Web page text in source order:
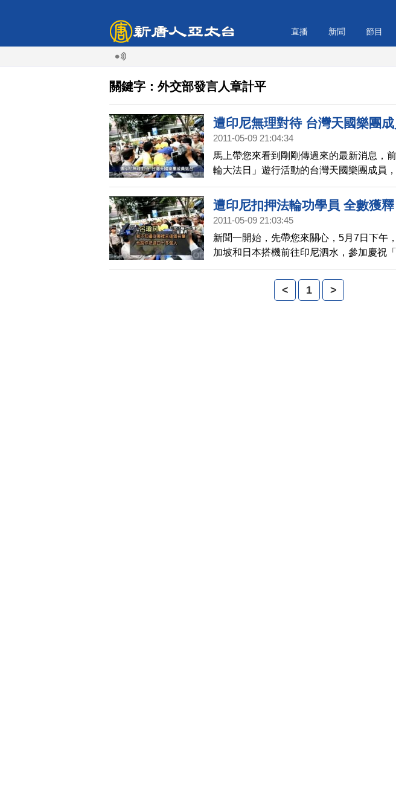
直播 新聞 節目
關鍵字：外交部發言人章計平
遭印尼無理對待 台灣天國樂團
2011-05-09 21:04:34
馬上帶您來看到剛剛傳過來的最新消息，
輪大法日」遊行活動的台灣天國樂團成員
分，全數返抵台灣高雄小港機場，這次所
法輪功學員，上星期六，在印尼遭受到無
押這些團員的護照，不過由於活動參與者
照也被扣留，當地時間星期六晚間，遭扣
回飯店，至於遭扣押的護照，則是一直到
給法輪功學員。
遭印尼扣押法輪功學員 全數獲釋
2011-05-09 21:03:45
新聞一開始，先帶您來關心，5月7日下午
加坡和日本搭機前往印尼泗水，參加慶祝
遊行活動，結果有三名分別是中國籍、新
功學員被印尼官員扣押，中華民國外交部
員護照在昨天被發回，全部團員也在今天
< 1 >